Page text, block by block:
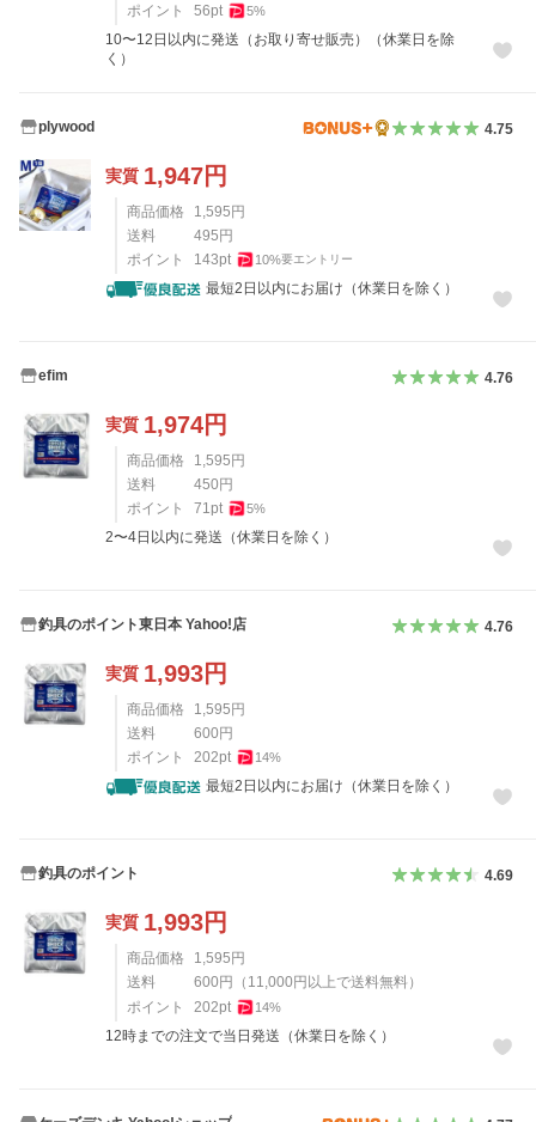
ポイント
56pt 5%
10〜12日以内に発送（お取り寄せ販売）（休業日を除
く）
plywood 4.75
実質 1,947円
商品価格 1,595円
送料
495円
ポイント
143pt 10%要エントリー
最短2日以内にお届け（休業日を除く）
efim 4.76
実質 1,974円
商品価格 1,595円
送料
450円
ポイント
71 pt 5%
2〜4日以内に発送（休業日を除く）
釣具のポイント東日本 Yahoo!店 4.76
実質 1,993円
商品価格 1,595円
送料
600円
ポイント
202pt 14%
最短2日以内にお届け（休業日を除く）
釣具のポイント 4.69
実質 1,993円
商品価格 1,595円
送料
600円 （ 11,000円以上で送料無料）
ポイント
202pt 14%
12時までの注文で当日発送（休業日を除く）